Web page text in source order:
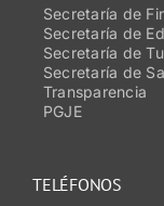
TELÉFONOS
Secretaría de
Secretaría de
Secretaría de
Secretaría de
Transparencia
PGJE